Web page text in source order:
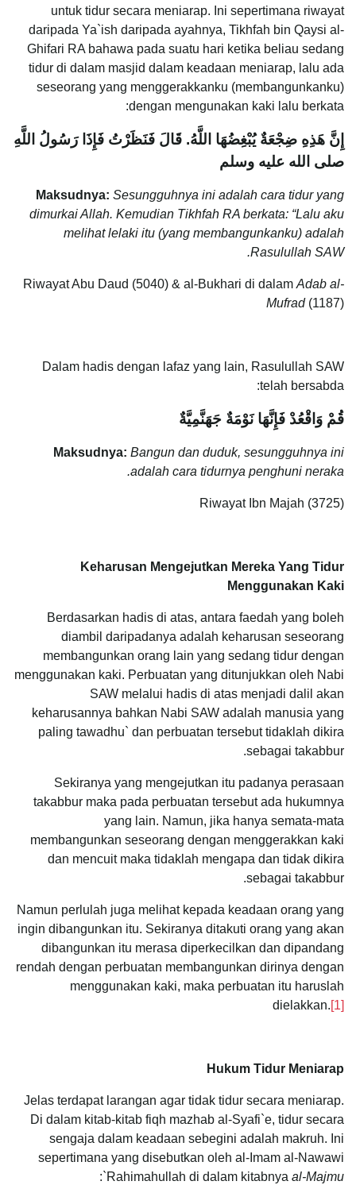
untuk tidur secara meniarap. Ini sepertimana riwayat
daripada Ya`ish daripada ayahnya, Tikhfah bin Qaysi al-
Ghifari RA bahawa pada suatu hari ketika beliau sedang
tidur di dalam masjid dalam keadaan meniarap, lalu ada
seseorang yang menggerakkanku (membangunkanku)
dengan mengunakan kaki lalu berkata:
إِنَّ هَذِهِ ضِجْعَةٌ يُبْغِضُهَا اللَّهُ. قَالَ فَنَظَرْتُ فَإِذَا رَسُولُ اللَّهِ
صلى الله عليه وسلم
Maksudnya: Sesungguhnya ini adalah cara tidur yang
dimurkai Allah. Kemudian Tikhfah RA berkata: “Lalu aku
melihat lelaki itu (yang membangunkanku) adalah
Rasulullah SAW.
Riwayat Abu Daud (5040) & al-Bukhari di dalam Adab al-
Mufrad(1187)
Dalam hadis dengan lafaz yang lain, Rasulullah SAW
telah bersabda:
قُمْ وَاقْعُدْ فَإِنَّهَا نَوْمَةٌ جَهَنَّمِيَّةٌ
Maksudnya: Bangun dan duduk, sesungguhnya ini
adalah cara tidurnya penghuni neraka.
Riwayat Ibn Majah (3725)
Keharusan Mengejutkan Mereka Yang Tidur
Menggunakan Kaki
Berdasarkan hadis di atas, antara faedah yang boleh
diambil daripadanya adalah keharusan seseorang
membangunkan orang lain yang sedang tidur dengan
menggunakan kaki. Perbuatan yang ditunjukkan oleh Nabi
SAW melalui hadis di atas menjadi dalil akan
keharusannya bahkan Nabi SAW adalah manusia yang
paling tawadhu` dan perbuatan tersebut tidaklah dikira
sebagai takabbur.
Sekiranya yang mengejutkan itu padanya perasaan
takabbur maka pada perbuatan tersebut ada hukumnya
yang lain. Namun, jika hanya semata-mata
membangunkan seseorang dengan menggerakkan kaki
dan mencuit maka tidaklah mengapa dan tidak dikira
sebagai takabbur.
Namun perlulah juga melihat kepada keadaan orang yang
ingin dibangunkan itu. Sekiranya ditakuti orang yang akan
dibangunkan itu merasa diperkecilkan dan dipandang
rendah dengan perbuatan membangunkan dirinya dengan
menggunakan kaki, maka perbuatan itu haruslah
dielakkan.[1]
Hukum Tidur Meniarap
Jelas terdapat larangan agar tidak tidur secara meniarap.
Di dalam kitab-kitab fiqh mazhab al-Syafi`e, tidur secara
sengaja dalam keadaan sebegini adalah makruh. Ini
sepertimana yang disebutkan oleh al-Imam al-Nawawi
Rahimahullah di dalam kitabnya al-Majmu`
: